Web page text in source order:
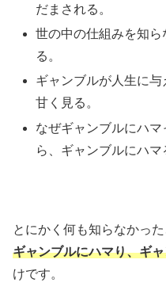
だまされる。
世の中の仕組みを知
る。
ギャンブルが人生に
甘く見る。
なぜギャンブルにハ
ら、ギャンブルにハマ
とにかく何も知らなかった
ギャンブルにハマり、ギ
けです。